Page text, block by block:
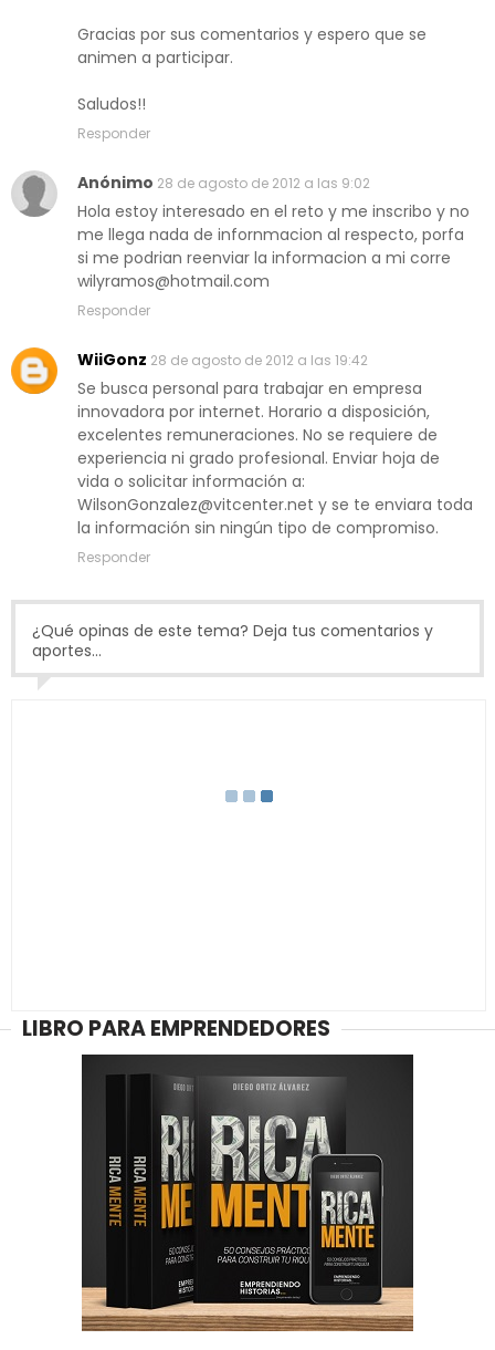
Gracias por sus comentarios y espero que se
animen a participar.
Saludos!!
Responder
Anónimo 28 de agosto de 2012 a las 9:02
Hola estoy interesado en el reto y me inscribo y no
me llega nada de infornmacion al respecto, porfa
si me podrian reenviar la informacion a mi corre
wilyramos@hotmail.com
Responder
WiiGonz 28 de agosto de 2012 a las 19:42
Se busca personal para trabajar en empresa
innovadora por internet. Horario a disposición,
excelentes remuneraciones. No se requiere de
experiencia ni grado profesional. Enviar hoja de
vida o solicitar información a:
WilsonGonzalez@vitcenter.net y se te enviara toda
la información sin ningún tipo de compromiso.
Responder
¿Qué opinas de este tema? Deja tus comentarios y
aportes...
LIBRO PARA EMPRENDEDORES